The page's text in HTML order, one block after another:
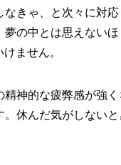
なきゃ、と次々に対
夢の中とは思えない
ません。
精神的な疲弊感が強
。休んだ気がしない